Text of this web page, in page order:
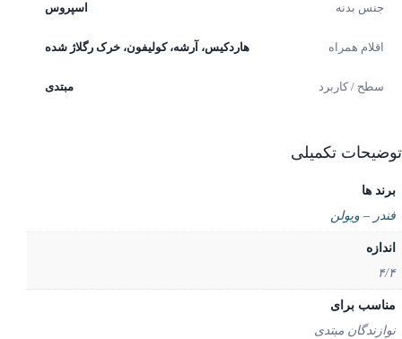
جنس بدنه اسپروس
اقلام همراه هاردکیس، آرشه، کولیفون، خرک رگلاژ شده
سطح / کاربرد مبتدی
تکمیلی
ها
– ویولن
برای
مبتدی